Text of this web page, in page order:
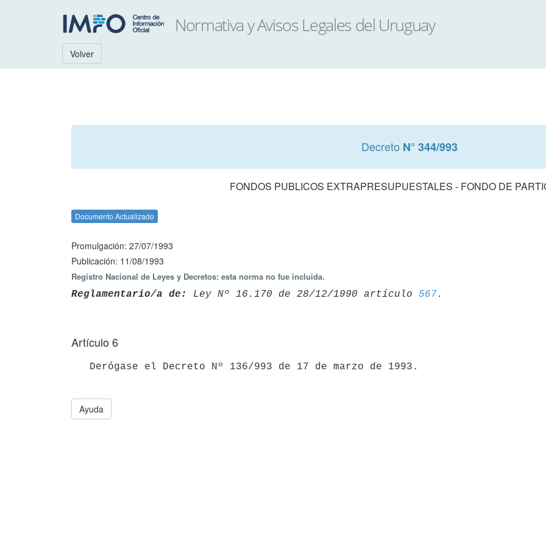
Volver
Decreto N° 344/993
FONDOS PUBLICOS EXTRAPRESUPUESTALES - FONDO DE
Documento Actualizado
Promulgación: 27/07/1993
Publicación: 11/08/1993
Registro Nacional de Leyes y Decretos: esta norma no fue incluida.
Reglamentario/a de: Ley Nº 16.170 de 28/12/1990 artículo 567
Artículo 6
Ayuda